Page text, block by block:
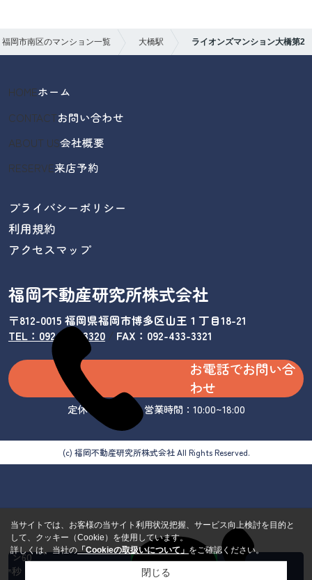
福岡市南区のマンション一覧 大橋駅 ライオンズマンション大橋第2
HOMEホーム
CONTACTお問い合わせ
ABOUT US会社概要
RESERVE来店予約
プライバシーポリシー
利用規約
アクセスマップ
福岡不動産研究所株式会社
〒812-0015 福岡県福岡市博多区山王１丁目18-21
TEL：092-433-3320/ FAX：092-433-3321
お電話でお問い合
わせ
定休日：水曜日 営業時間：10:00~18:00
(c) 福岡不動産研究所株式会社 All Rights Reserved.
カンタ
ン60
秒 来
当サイトでは、お客様の当サイト利用状況把握、サービス向上検討を目的と
して、クッキー（Cookie）を使用しています。
詳しくは、当社の「Cookieの取扱いについて」 をご確認ください。
閉じる